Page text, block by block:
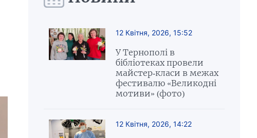
12 Квітня, 2026, 15:52
У Тернополі в
бібліотеках провели
майстер-класи в межах
фестивалю «Великодні
мотиви» (фото)
12 Квітня, 2026, 14:22